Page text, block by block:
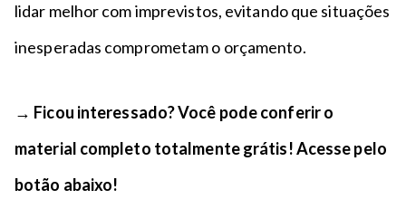
lidar melhor com imprevistos, evitando que situações
inesperadas comprometam o orçamento.
→ Ficou interessado? Você pode conferir o
material completo totalmente grátis! Acesse pelo
botão abaixo!